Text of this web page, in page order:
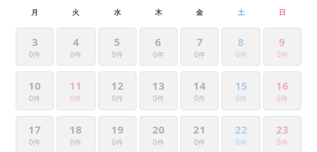
月 火 水 木 金 土 日
3
0件
4
0件
5
0件
6
0件
7
0件
8
0件
9
0件
10
0件
11
0件
12
0件
13
0件
14
0件
15
0件
16
0件
17
0件
18
0件
19
0件
20
0件
21
0件
22
0件
23
0件